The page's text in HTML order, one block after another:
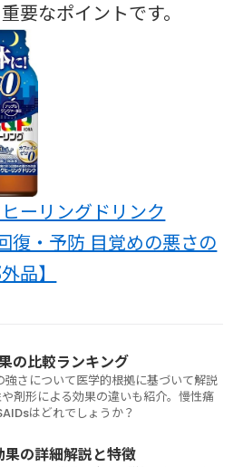
要なポイントです。
ーリングドリンク
復・予防 目覚めの悪さの
品】
の比較ランキング
さについて医学的根拠に基づいて解説
剤形による効果の違いも紹介。慢性痛
はどれでしょうか？
の詳細解説と特徴